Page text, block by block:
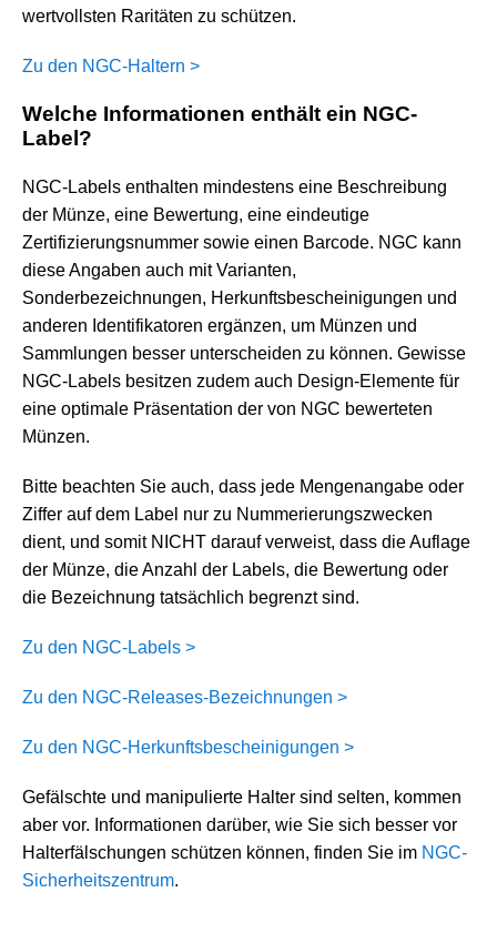
wertvollsten Raritäten zu schützen.
Zu den NGC-Haltern >
Welche Informationen enthält ein NGC-
Label?
NGC-Labels enthalten mindestens eine Beschreibung
der Münze, eine Bewertung, eine eindeutige
Zertifizierungsnummer sowie einen Barcode. NGC kann
diese Angaben auch mit Varianten,
Sonderbezeichnungen, Herkunftsbescheinigungen und
anderen Identifikatoren ergänzen, um Münzen und
Sammlungen besser unterscheiden zu können. Gewisse
NGC-Labels besitzen zudem auch Design-Elemente für
eine optimale Präsentation der von NGC bewerteten
Münzen.
Bitte beachten Sie auch, dass jede Mengenangabe oder
Ziffer auf dem Label nur zu Nummerierungszwecken
dient, und somit NICHT darauf verweist, dass die Auflage
der Münze, die Anzahl der Labels, die Bewertung oder
die Bezeichnung tatsächlich begrenzt sind.
Zu den NGC-Labels >
Zu den NGC-Releases-Bezeichnungen >
Zu den NGC-Herkunftsbescheinigungen >
Gefälschte und manipulierte Halter sind selten, kommen
aber vor. Informationen darüber, wie Sie sich besser vor
Halterfälschungen schützen können, finden Sie im NGC-
Sicherheitszentrum.